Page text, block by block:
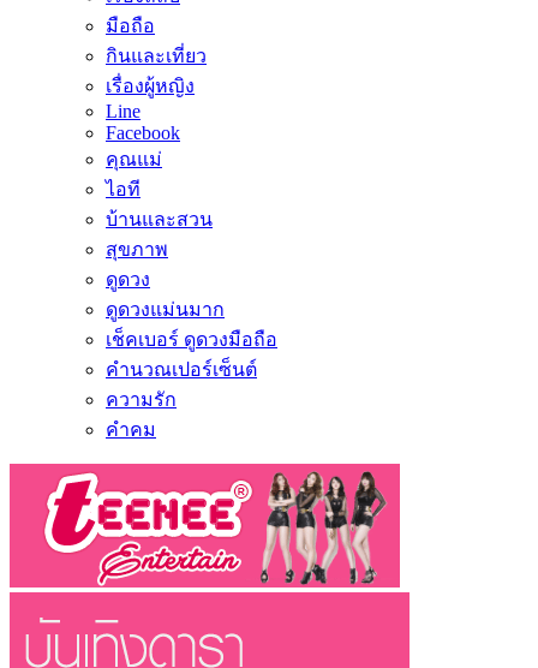
มือถือ
กินและเที่ยว
เรื่องผู้หญิง
Line
Facebook
คุณแม่
ไอที
บ้านและสวน
สุขภาพ
ดูดวง
ดูดวงแม่นมาก
เช็คเบอร์ ดูดวงมือถือ
คำนวณเปอร์เซ็นต์
ความรัก
คำคม